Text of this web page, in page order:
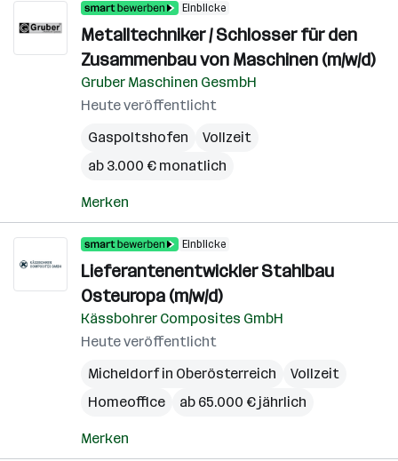
Einblicke
Metalltechniker / Schlosser für den
Zusammenbau von Maschinen (m/w/d)
Gruber Maschinen GesmbH
Heute veröffentlicht
Gaspoltshofen
Vollzeit
ab 3.000 € monatlich
Merken
Einblicke
Lieferantenentwickler Stahlbau
Osteuropa (m/w/d)
Kässbohrer Composites GmbH
Heute veröffentlicht
Micheldorf in Oberösterreich
Vollzeit
Homeoffice
ab 65.000 € jährlich
Merken